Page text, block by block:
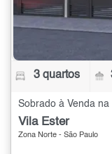
3 quartos
Sobrado à Venda
Vila Ester
Zona Norte - São Paulo